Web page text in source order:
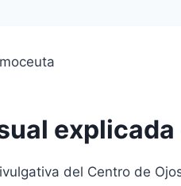
del Centro de